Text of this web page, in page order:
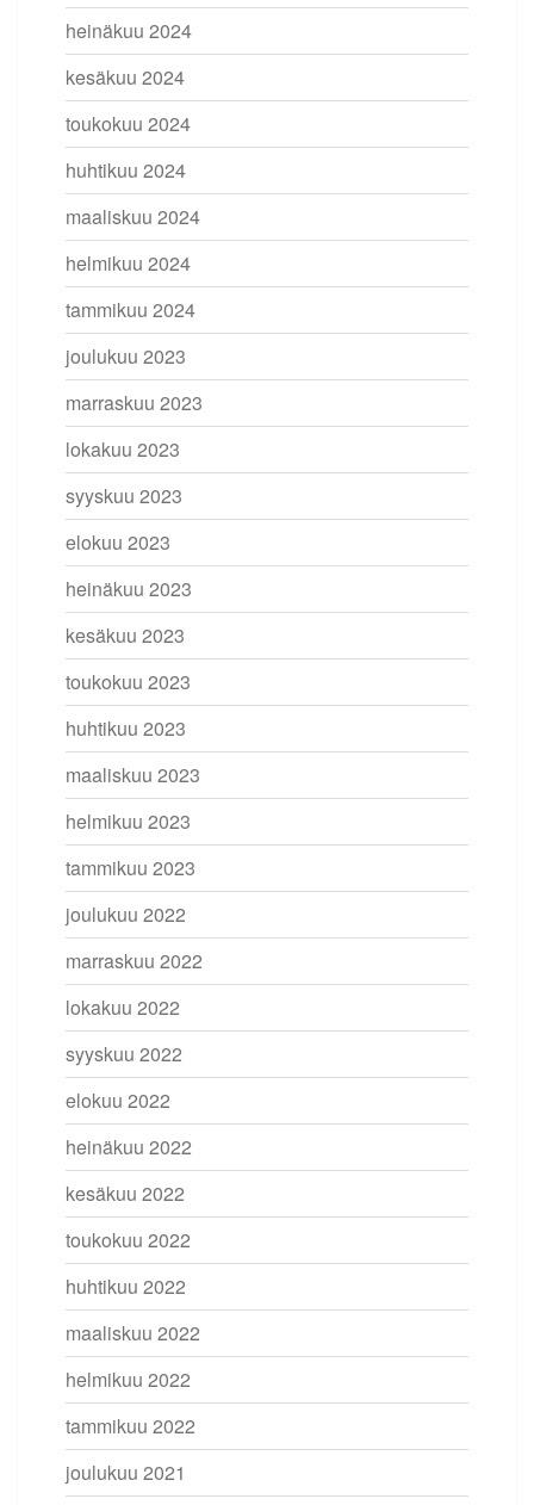
heinäkuu 2024
kesäkuu 2024
toukokuu 2024
huhtikuu 2024
maaliskuu 2024
helmikuu 2024
tammikuu 2024
joulukuu 2023
marraskuu 2023
lokakuu 2023
syyskuu 2023
elokuu 2023
heinäkuu 2023
kesäkuu 2023
toukokuu 2023
huhtikuu 2023
maaliskuu 2023
helmikuu 2023
tammikuu 2023
joulukuu 2022
marraskuu 2022
lokakuu 2022
syyskuu 2022
elokuu 2022
heinäkuu 2022
kesäkuu 2022
toukokuu 2022
huhtikuu 2022
maaliskuu 2022
helmikuu 2022
tammikuu 2022
joulukuu 2021